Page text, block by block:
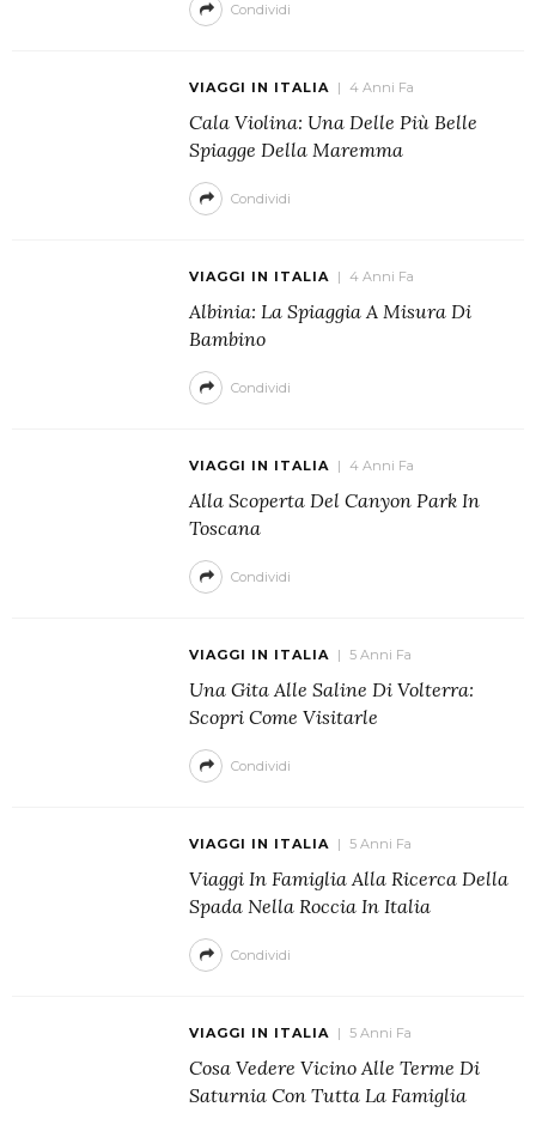
Condividi
VIAGGI IN ITALIA 4 Anni Fa
Cala Violina: Una Delle Più Belle
Spiagge Della Maremma
Condividi
VIAGGI IN ITALIA 4 Anni Fa
Albinia: La Spiaggia A Misura Di
Bambino
Condividi
VIAGGI IN ITALIA 4 Anni Fa
Alla Scoperta Del Canyon Park In
Toscana
Condividi
VIAGGI IN ITALIA 5 Anni Fa
Una Gita Alle Saline Di Volterra:
Scopri Come Visitarle
Condividi
VIAGGI IN ITALIA 5 Anni Fa
Viaggi In Famiglia Alla Ricerca Della
Spada Nella Roccia In Italia
Condividi
VIAGGI IN ITALIA 5 Anni Fa
Cosa Vedere Vicino Alle Terme Di
Saturnia Con Tutta La Famiglia